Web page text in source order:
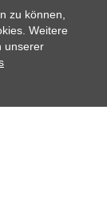
zu können,
Weitere
unserer